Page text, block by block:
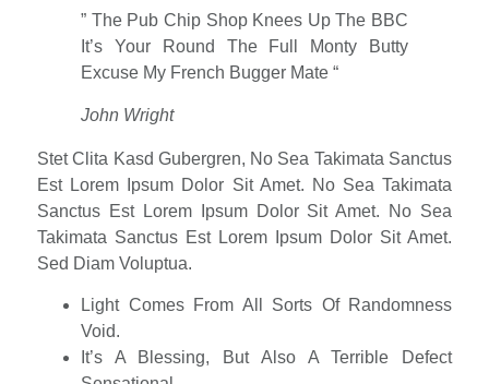
” The Pub Chip Shop Knees Up The BBC
It’s Your Round The Full Monty Butty
Excuse My French Bugger Mate “
John Wright
Stet Clita Kasd Gubergren, No Sea Takimata Sanctus
Est Lorem Ipsum Dolor Sit Amet. No Sea Takimata
Sanctus Est Lorem Ipsum Dolor Sit Amet. No Sea
Takimata Sanctus Est Lorem Ipsum Dolor Sit Amet.
Sed Diam Voluptua.
Light Comes From All Sorts Of Randomness
Void.
It’s A Blessing, But Also A Terrible Defect